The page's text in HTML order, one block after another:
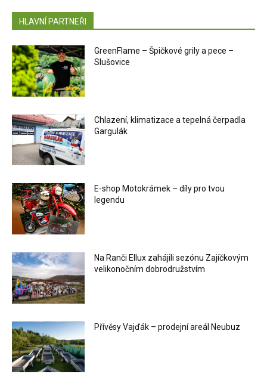
HLAVNÍ PARTNEŘI
GreenFlame – Špičkové grily a pece –
Slušovice
Chlazení, klimatizace a tepelná čerpadla
Gargulák
E-shop Motokrámek – díly pro tvou
legendu
Na Ranči Ellux zahájili sezónu Zajíčkovým
velikonočním dobrodružstvím
Přívěsy Vajďák – prodejní areál Neubuz